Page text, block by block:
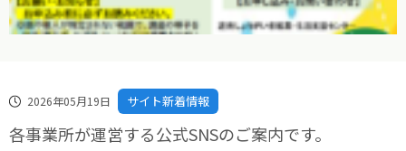
2026年05月19日 サイト新着情報
各事業所が運営する公式SNSのご案内です。